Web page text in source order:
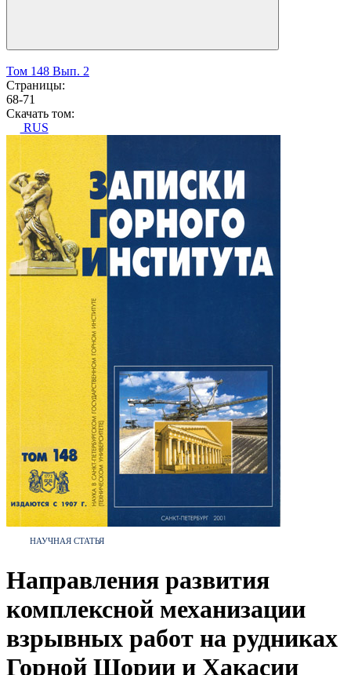
Том 148 Вып. 2
Страницы:
68-71
Скачать том:
RUS
НАУЧНАЯ СТАТЬЯ
Направления развития
комплексной механизации
взрывных работ на рудниках
Горной Шории и Хакасии